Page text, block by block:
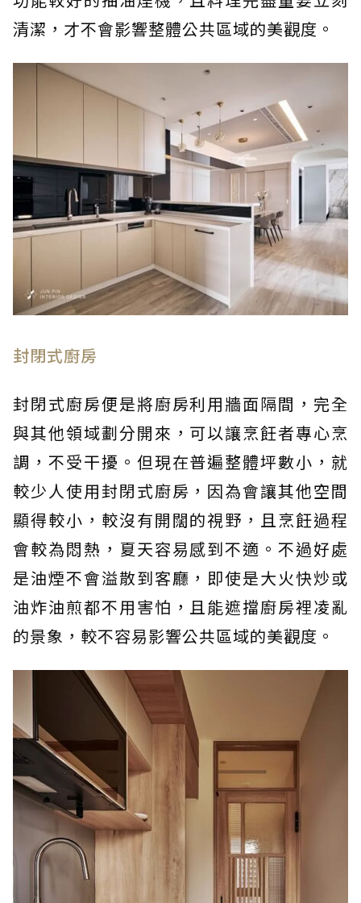
清潔，才不會影響整體公共區域的美觀度。
封閉式廚房
封閉式廚房便是將廚房利用牆面隔間，完全
與其他領域劃分開來，可以讓烹飪者專心烹
調，不受干擾。但現在普遍整體坪數小，就
較少人使用封閉式廚房，因為會讓其他空間
顯得較小，較沒有開闊的視野，且烹飪過程
會較為悶熱，夏天容易感到不適。不過好處
是油煙不會溢散到客廳，即使是大火快炒或
油炸油煎都不用害怕，且能遮擋廚房裡凌亂
的景象，較不容易影響公共區域的美觀度。